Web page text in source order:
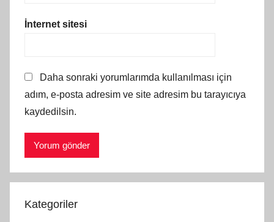
İnternet sitesi
Daha sonraki yorumlarımda kullanılması için
adım, e-posta adresim ve site adresim bu tarayıcıya
kaydedilsin.
Kategoriler